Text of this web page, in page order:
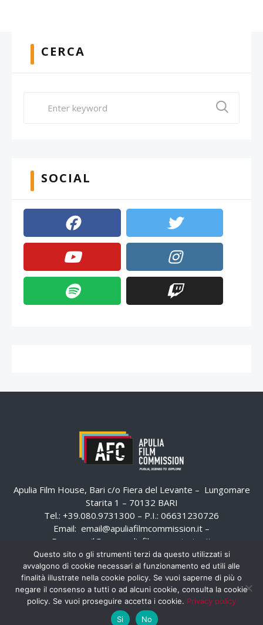
CERCA
SOCIAL
Apulia Film House, Bari c/o Fiera del Levante – Lungomare
Starita 1 – 70132 BARI
Tel.: +39.080.9731300 – P.I.: 06631230726
Email: email@apuliafilmcommission.it –
Pec:
email@pec.apuliafilmcommission.it
Questo sito o gli strumenti terzi da questo utilizzati si
avvalgono di cookie necessari al funzionamento ed utili alle
finalità illustrate nella cookie policy. Se vuoi saperne di più o
negare il consenso a tutti o ad alcuni cookie, consulta la cookie
policy. Se vuoi proseguire accetta i cookie. Privacy policy
Si
No